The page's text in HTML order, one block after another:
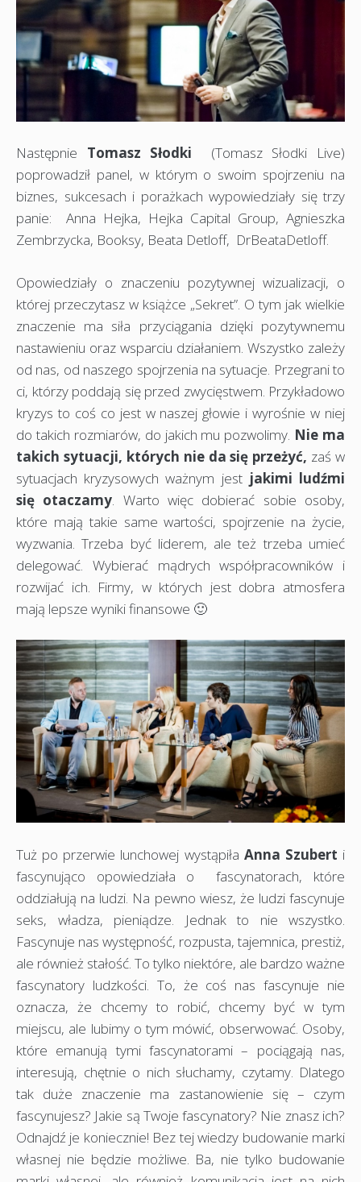
Następnie Tomasz Słodki (Tomasz Słodki Live)
poprowadził panel, w którym o swoim spojrzeniu na
biznes, sukcesach i porażkach wypowiedziały się trzy
panie: Anna Hejka, Hejka Capital Group, Agnieszka
Zembrzycka, Booksy, Beata Detloff, DrBeataDetloff.
Opowiedziały o znaczeniu pozytywnej wizualizacji, o
której przeczytasz w książce „Sekret”. O tym jak wielkie
znaczenie ma siła przyciągania dzięki pozytywnemu
nastawieniu oraz wsparciu działaniem. Wszystko zależy
od nas, od naszego spojrzenia na sytuacje. Przegrani to
ci, którzy poddają się przed zwycięstwem. Przykładowo
kryzys to coś co jest w naszej głowie i wyrośnie w niej
do takich rozmiarów, do jakich mu pozwolimy. Nie ma
takich sytuacji, których nie da się przeżyć, zaś w
sytuacjach kryzysowych ważnym jest jakimi ludźmi
się otaczamy . Warto więc dobierać sobie osoby,
które mają takie same wartości, spojrzenie na życie,
wyzwania. Trzeba być liderem, ale też trzeba umieć
delegować. Wybierać mądrych współpracowników i
rozwijać ich. Firmy, w których jest dobra atmosfera
mają lepsze wyniki finansowe 🙂
Tuż po przerwie lunchowej wystąpiła Anna Szubert i
fascynująco opowiedziała o fascynatorach, które
oddziałują na ludzi. Na pewno wiesz, że ludzi fascynuje
seks, władza, pieniądze. Jednak to nie wszystko.
Fascynuje nas występność, rozpusta, tajemnica, prestiż,
ale również stałość. To tylko niektóre, ale bardzo ważne
fascynatory ludzkości. To, że coś nas fascynuje nie
oznacza, że chcemy to robić, chcemy być w tym
miejscu, ale lubimy o tym mówić, obserwować. Osoby,
które emanują tymi fascynatorami – pociągają nas,
interesują, chętnie o nich słuchamy, czytamy. Dlatego
tak duże znaczenie ma zastanowienie się – czym
fascynujesz? Jakie są Twoje fascynatory? Nie znasz ich?
Odnajdź je koniecznie! Bez tej wiedzy budowanie marki
własnej nie będzie możliwe. Ba, nie tylko budowanie